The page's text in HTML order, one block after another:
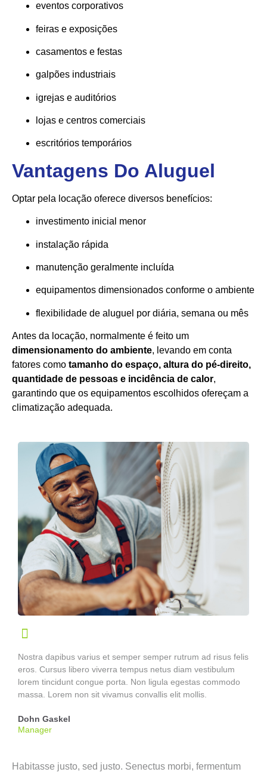
eventos corporativos
feiras e exposições
casamentos e festas
galpões industriais
igrejas e auditórios
lojas e centros comerciais
escritórios temporários
Vantagens Do Aluguel
Optar pela locação oferece diversos benefícios:
investimento inicial menor
instalação rápida
manutenção geralmente incluída
equipamentos dimensionados conforme o ambiente
flexibilidade de aluguel por diária, semana ou mês
Antes da locação, normalmente é feito um
dimensionamento do ambiente, levando em conta
fatores como tamanho do espaço, altura do pé-direito,
quantidade de pessoas e incidência de calor,
garantindo que os equipamentos escolhidos ofereçam a
climatização adequada.
Nostra dapibus varius et semper semper rutrum ad risus felis
eros. Cursus libero viverra tempus netus diam vestibulum
lorem tincidunt congue porta. Non ligula egestas commodo
massa. Lorem non sit vivamus convallis elit mollis.
Dohn Gaskel
Manager
Habitasse justo, sed justo. Senectus morbi, fermentum